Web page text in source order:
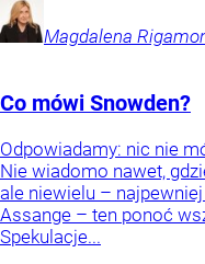
Magdalena
Co mówi Snowden?
Odpowiadamy: nic nie
Nie wiadomo nawet,
ale niewielu –
Assange – ten ponoć
Spekulacje...